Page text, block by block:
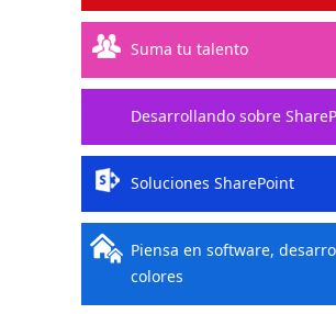
Suma tu talento
Desarrollando sobre
Soluciones SharePoint
Piensa en software,
colores